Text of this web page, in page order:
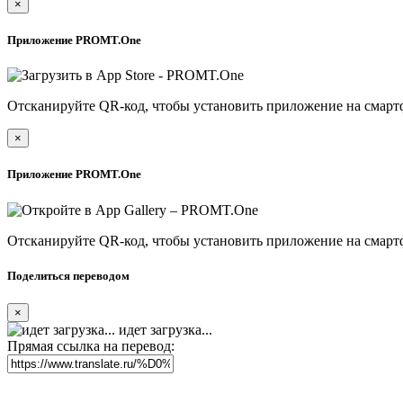
×
Приложение PROMT.One
Отсканируйте QR-код, чтобы установить приложение на
×
Приложение PROMT.One
Отсканируйте QR-код, чтобы установить приложение на
Поделиться переводом
×
идет загрузка...
Прямая ссылка на перевод: